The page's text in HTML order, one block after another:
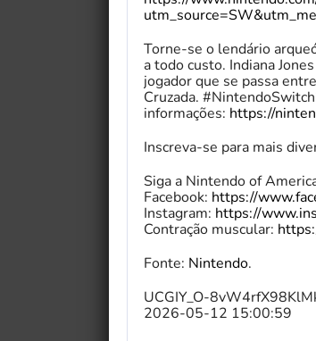
Torne-se o lendário
a todo custo. Indiana
jogador que se passa
Cruzada.
informações: https://
Inscreva-se para mais
Siga a Nintendo of
Facebook: https://
Instagram: https://
Contração muscular:
Fonte: Nintendo.
UCGIY_O-
2026-05-12 15:00:59